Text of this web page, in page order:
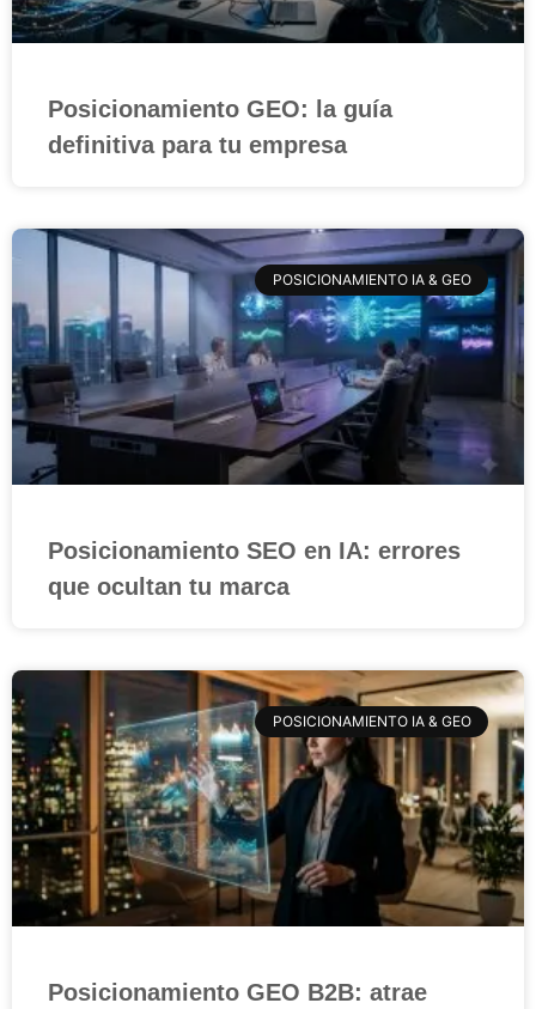
Posicionamiento GEO: la guía
definitiva para tu empresa
POSICIONAMIENTO IA & GEO
Posicionamiento SEO en IA: errores
que ocultan tu marca
POSICIONAMIENTO IA & GEO
Posicionamiento GEO B2B: atrae